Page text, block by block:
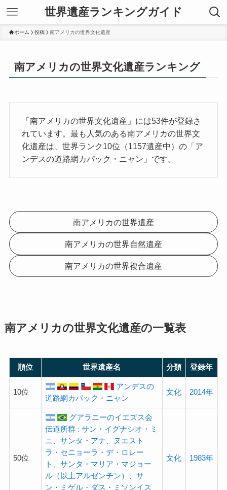
世界遺産ランキングガイド
ホーム 投稿 南アメリカの世界文化遺産
南アメリカの世界文化遺産ランキング
「南アメリカの世界文化遺産」には53件が登録さ
れています。最も人気のある南アメリカの世界文
化遺産は、世界ランク10位（1157遺産中）の「ア
ンデスの道路網カパック・ニャン」です。
南アメリカの世界遺産
南アメリカの世界自然遺産
南アメリカの世界複合遺産
南アメリカの世界文化遺産の一覧表
順位 世界遺産名 分類 登録年
10位
アンデスの
道路網カパック・ニャン
文化 2014年
50位
グアラニーのイエズス会
伝道所群 : サン・イグナシオ・ミ
ニ、サンタ・アナ、ヌエスト
ラ・セニョーラ・デ・ロレー
ト、サンタ・マリア・マジョー
ル（以上アルゼンチン）、サ
ン・ミゲル・ダス・ミソンイス
文化 1983年